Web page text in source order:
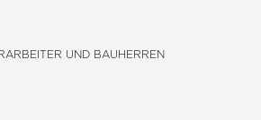
UND BAUHERREN